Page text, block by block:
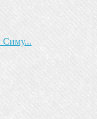
Симу...